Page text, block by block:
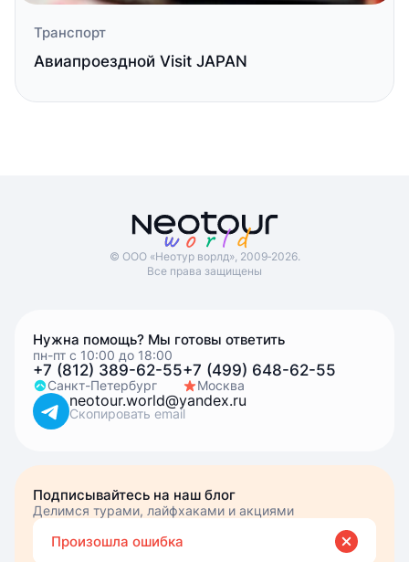
Транспорт
Авиапроездной Visit JAPAN
© ООО «Неотур ворлд», 2009‑2026.
Все права защищены
Нужна помощь? Мы готовы ответить
пн-пт с 10:00 до 18:00
+7 (812) 389-62-55
Санкт-Петербург
+7 (499) 648-62-55
Москва
neotour.world@yandex.ru
Скопировать email
Подписывайтесь на наш блог
Делимся турами, лайфхаками и акциями
Вы подписались
Произошла ошибка